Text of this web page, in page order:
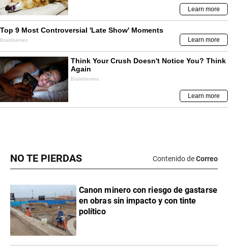
NO TE PIERDAS Contenido deCorreo
Canon minero con riesgo de gastarse
en obras sin impacto y con tinte
político